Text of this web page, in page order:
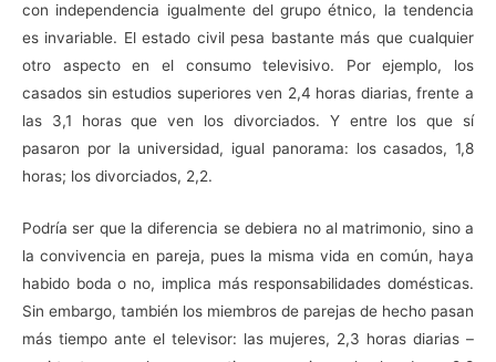
con independencia igualmente del grupo étnico, la tendencia
es invariable. El estado civil pesa bastante más que cualquier
otro aspecto en el consumo televisivo. Por ejemplo, los
casados sin estudios superiores ven 2,4 horas diarias, frente a
las 3,1 horas que ven los divorciados. Y entre los que sí
pasaron por la universidad, igual panorama: los casados, 1,8
horas; los divorciados, 2,2.
Podría ser que la diferencia se debiera no al matrimonio, sino a
la convivencia en pareja, pues la misma vida en común, haya
habido boda o no, implica más responsabilidades domésticas.
Sin embargo, también los miembros de parejas de hecho pasan
más tiempo ante el televisor: las mujeres, 2,3 horas diarias –